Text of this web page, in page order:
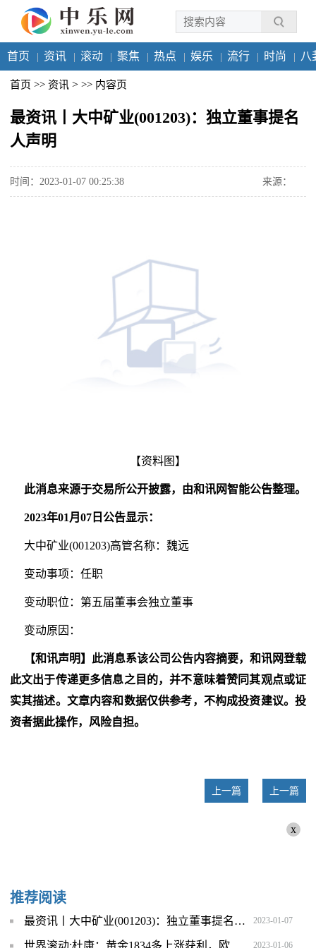
首页 资讯 滚动 聚焦 热点 娱乐 流行 时尚 八
首页 >> 资讯 > >> 内容页
最资讯丨大中矿业(001203)：独立董事提名
人声明
时间：2023-01-07 00:25:38 来源：
【资料图】
此消息来源于交易所公开披露，由和讯网智能公告整理。
2023年01月07日公告显示：
大中矿业(001203)高管名称：魏远
变动事项：任职
变动职位：第五届董事会独立董事
变动原因：
【和讯声明】此消息系该公司公告内容摘要，和讯网登载
此文出于传递更多信息之目的，并不意味着赞同其观点或证
实其描述。文章内容和数据仅供参考，不构成投资建议。投
资者据此操作，风险自担。
上一篇 上一篇
x
推荐阅读
最资讯丨大中矿业(001203)：独立董事提名人声明 2023-01-07
2023-01-06